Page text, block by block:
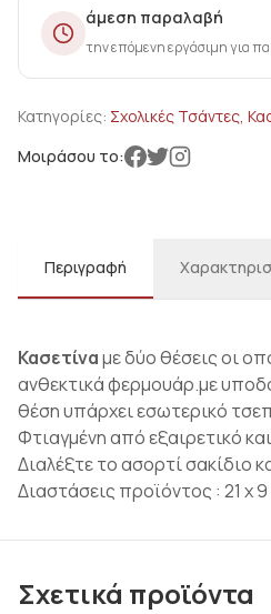
άμεση παραλαβή
την επόμενη εργάσιμη για
Κατηγορίες: Σχολικές Τσάντες,
Μοιράσου το:
Περιγραφή
Κασετίναμε δύο θέσεις οι
ανθεκτικά φερμουάρ.με
θέση υπάρχει εσωτερικό
Φτιαγμένη από εξαιρετικό
Διαλέξτε το ασορτί σακίδιο
Διαστάσεις προϊόντος : 21 x 9
Σχετικά προϊόντα